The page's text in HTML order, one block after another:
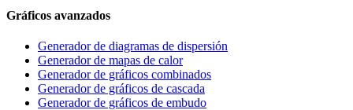
Gráficos avanzados
Generador de diagramas de dispersión
Generador de mapas de calor
Generador de gráficos combinados
Generador de gráficos de cascada
Generador de gráficos de embudo